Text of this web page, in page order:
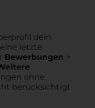
dein
letzte
Bewerbungen >
ohne
berücksichtigt